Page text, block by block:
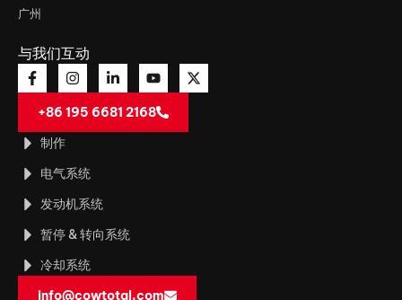
广州
与我们互动
+86 195 6681 2168
制作
电气系统
发动机系统
暂停 & 转向系统
冷却系统
info@cowtotal.com